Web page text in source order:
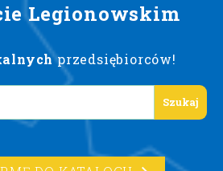
Legionowskim
przedsiębiorców!